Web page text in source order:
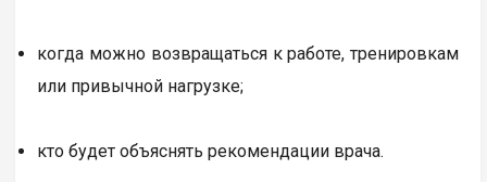
когда можно возвращаться к работе, тренировкам
или привычной нагрузке;
кто будет объяснять рекомендации врача.